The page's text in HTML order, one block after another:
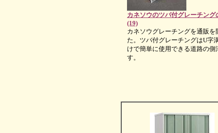
カネソウのツバ付グレーチング
(19)
カネソウグレーチングを通販を
た。ツバ付グレーチングはU字
けで簡単に使用できる道路の側
す。